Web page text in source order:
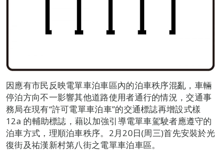
因應有市民反映電單車泊車區內的泊車秩序混亂，車輛
停泊方向不一影響其他道路使用者通行的情況，交通事
務局在現有“許可電單車泊車”的交通標誌再增設式樣
12a 的輔助標誌，藉以加強引導電單車駕駛者應遵守的
泊車方式，理順泊車秩序。2月20日(周三)首先安裝於光
復街及祐漢新村第八街之電單車泊車區。